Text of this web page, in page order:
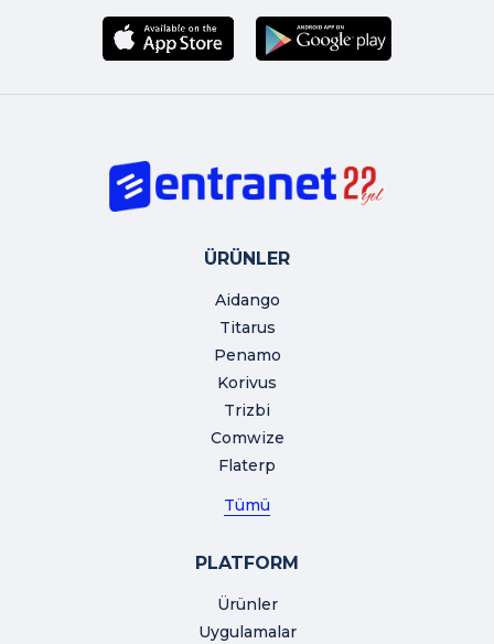
ÜRÜNLER
Aidango
Titarus
Penamo
Korivus
Trizbi
Comwize
Flaterp
Tümü
PLATFORM
Ürünler
Uygulamalar